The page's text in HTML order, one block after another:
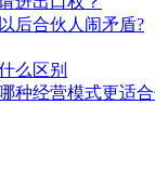
后合伙人闹矛盾?
么区别
种经营模式更适